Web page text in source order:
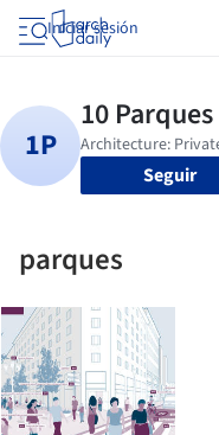
Iniciar sesión
Seguir
parques